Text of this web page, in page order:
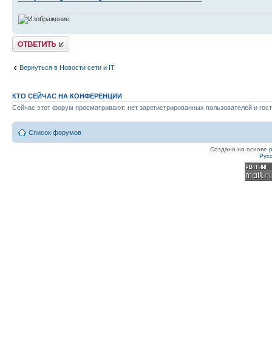
Ответить
Вернуться в Новости сети и IT
КТО СЕЙЧАС НА КОНФЕРЕНЦИИ
Сейчас этот форум просматривают: нет зарегистрированных пользователей и
Список форумов
Создано на основе